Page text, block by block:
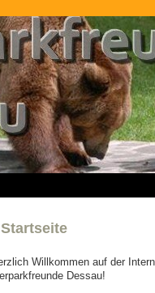
Willkommen auf der
Dessau!